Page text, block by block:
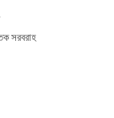
সরবরাহ